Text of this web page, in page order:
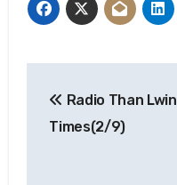
navigation
Radio Than Lwin
Times(2/9)